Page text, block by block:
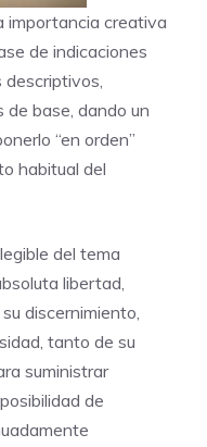
importancia creativa
de indicaciones
descriptivos,
de base, dando un
“en orden”
habitual del
del tema
libertad,
discernimiento,
tanto de su
suministrar
de